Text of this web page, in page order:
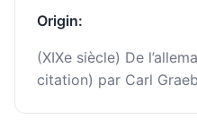
Origin:
(XIXe siècle) De
citation) par Carl